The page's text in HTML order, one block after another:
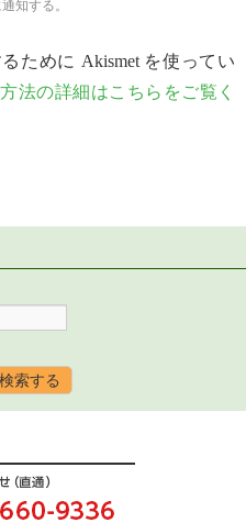
知する。
ために Akismet を使ってい
法の詳細はこちらをご覧く